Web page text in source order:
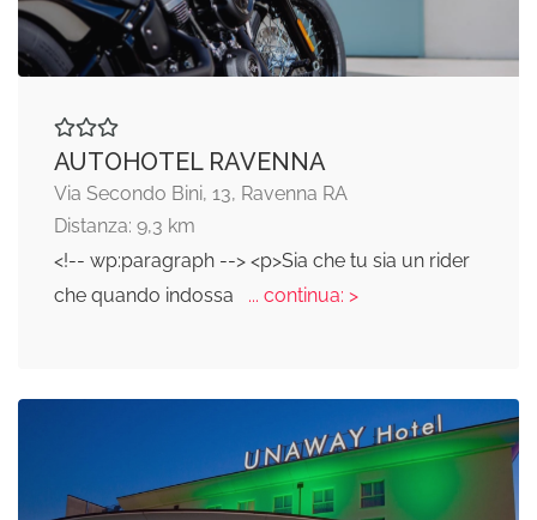
AUTOHOTEL RAVENNA
Via Secondo Bini, 13, Ravenna RA
Distanza: 9,3 km
<!-- wp:paragraph --> <p>Sia che tu sia un rider
che quando indossa
... continua: >